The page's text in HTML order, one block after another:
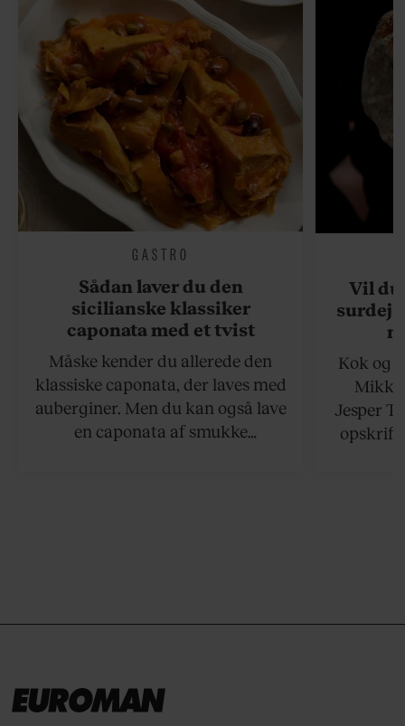
GASTRO
Sådan laver du den
sicilianske klassiker
caponata med et tvist
Måske kender du allerede den
klassiske caponata, der laves med
auberginer. Men du kan også lave
en caponata af smukke
Vil du
Kok og
Jesper
opskrift